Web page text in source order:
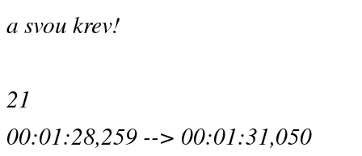
a svou krev!
21
00:01:28,259 --> 00:01:31,050